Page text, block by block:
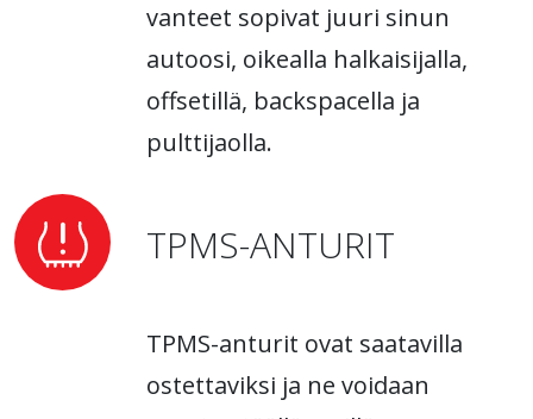
vanteet sopivat juuri sinun
autoosi, oikealla halkaisijalla,
offsetillä, backspacella ja
pulttijaolla.
TPMS-ANTURIT
TPMS-anturit ovat saatavilla
ostettaviksi ja ne voidaan